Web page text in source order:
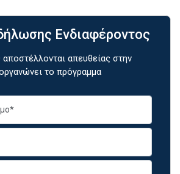
Ενδιαφέροντος
αποστέλλονται απευθείας στην
το πρόγραμμα